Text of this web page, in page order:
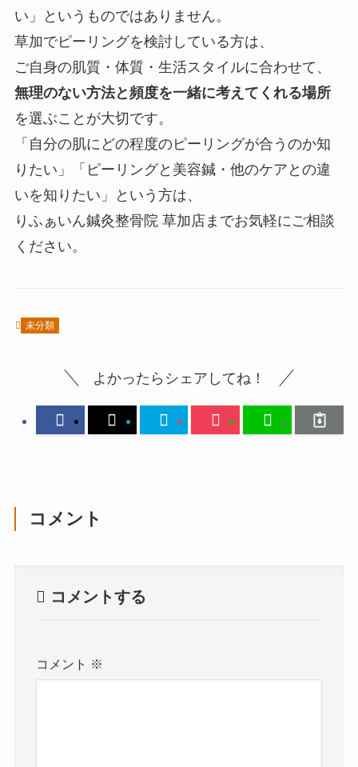
い」というものではありません。
草加でピーリングを検討している方は、
ご自身の肌質・体質・生活スタイルに合わせて、
無理のない方法と頻度を一緒に考えてくれる場所
を選ぶことが大切です。
「自分の肌にどの程度のピーリングが合うのか知
りたい」「ピーリングと美容鍼・他のケアとの違
いを知りたい」という方は、
りふぁいん鍼灸整骨院 草加店までお気軽にご相談
ください。
未分類
よかったらシェアしてね！
コメント
コメントする
コメント ※